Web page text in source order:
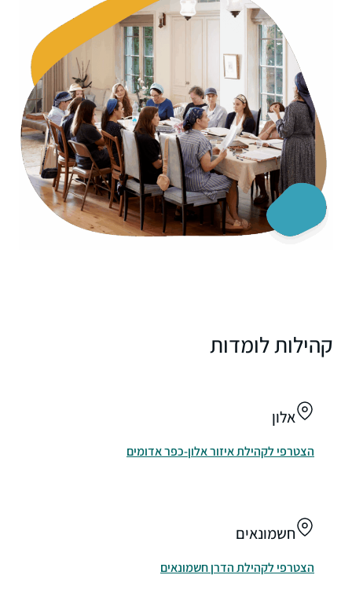
קהילות לומדות
אלון
הצטרפי לקהילת איזור אלון-כפר אדומים
חשמונאים
הצטרפי לקהילת הדרן חשמונאים